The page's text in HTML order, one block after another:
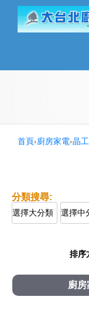
首頁›廚房家電›晶
排序
廚